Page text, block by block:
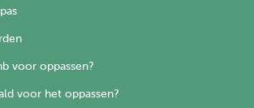
voor oppassen?
voor het oppassen?